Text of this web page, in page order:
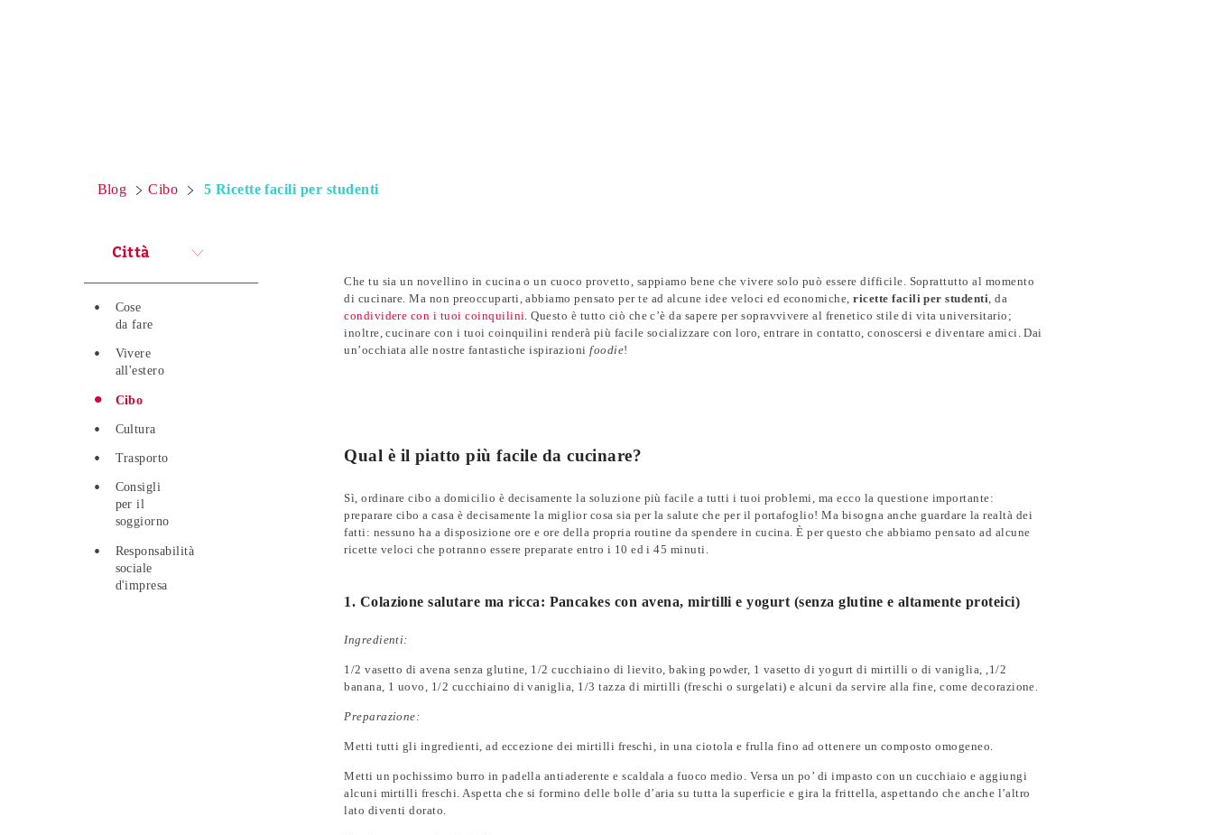
Blog Cibo 5 Ricette facili per studenti
Città
Cose
da fare
Vivere
all'estero
Cibo
Cultura
Trasporto
Consigli
per il
soggiorno
Responsabilità
sociale
d'impresa
Che tu sia un novellino in cucina o un cuoco provetto, sappiamo bene che vivere solo può essere difficile. Soprattutto al momento
di cucinare. Ma non preoccuparti, abbiamo pensato per te ad alcune idee veloci ed economiche,ricette facili per studenti, da
condividere con i tuoi coinquilini. Questo è tutto ciò che c’è da sapere per sopravvivere al frenetico stile di vita universitario;
inoltre, cucinare con i tuoi coinquilini renderà più facile socializzare con loro, entrare in contatto, conoscersi e diventare amici. Dai
un’occhiata alle nostre fantastiche ispirazionifoodie!
Qual è il piatto più facile da cucinare?
Sì, ordinare cibo a domicilio è decisamente la soluzione più facile a tutti i tuoi problemi, ma ecco la questione importante:
preparare cibo a casa è decisamente la miglior cosa sia per la salute che per il portafoglio! Ma bisogna anche guardare la realtà dei
fatti: nessuno ha a disposizione ore e ore della propria routine da spendere in cucina. È per questo che abbiamo pensato ad alcune
ricette veloci che potranno essere preparate entro i 10 ed i 45 minuti.
1. Colazione salutare ma ricca: Pancakes con avena, mirtilli e yogurt (senza glutine e altamente proteici)
Ingredienti:
1/2 vasetto di avena senza glutine, 1/2 cucchiaino di lievito, baking powder, 1 vasetto di yogurt di mirtilli o di vaniglia, ,1/2
banana, 1 uovo, 1/2 cucchiaino di vaniglia, 1/3 tazza di mirtilli (freschi o surgelati) e alcuni da servire alla fine, come decorazione.
Preparazione:
Metti tutti gli ingredienti, ad eccezione dei mirtilli freschi, in una ciotola e frulla fino ad ottenere un composto omogeneo.
Metti un pochissimo burro in padella antiaderente e scaldala a fuoco medio. Versa un po’ di impasto con un cucchiaio e aggiungi
alcuni mirtilli freschi. Aspetta che si formino delle bolle d’aria su tutta la superficie e gira la frittella, aspettando che anche l’altro
lato diventi dorato.